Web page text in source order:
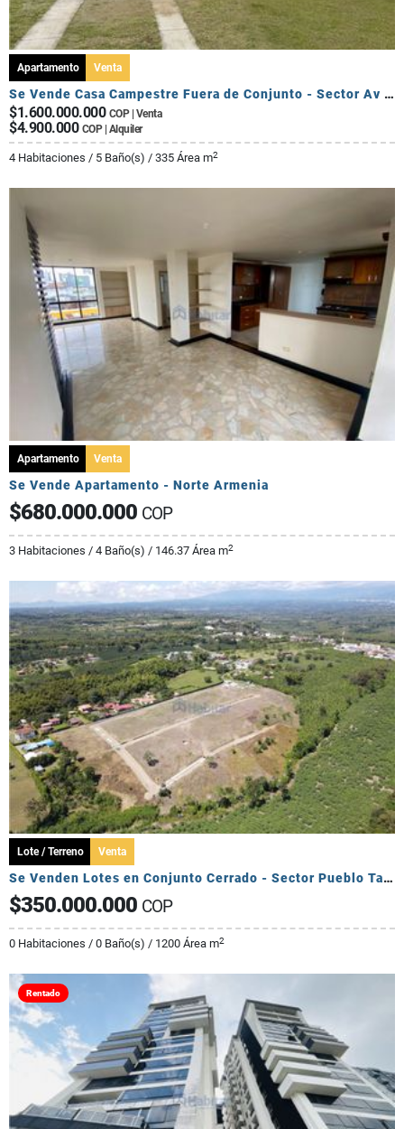
Apartamento Venta
Se Vende Casa Campestre Fuera de Conjunto - Sector Av Centenario
$1.600.000.000 COP | Venta
$4.900.000 COP | Alquiler
4 Habitaciones / 5 Baño(s) / 335 Área m2
Apartamento Venta
Se Vende Apartamento - Norte Armenia
$680.000.000 COP
3 Habitaciones / 4 Baño(s) / 146.37 Área m2
Lote / Terreno Venta
Se Venden Lotes en Conjunto Cerrado - Sector Pueblo Tapado
$350.000.000 COP
0 Habitaciones / 0 Baño(s) / 1200 Área m2
Rentado